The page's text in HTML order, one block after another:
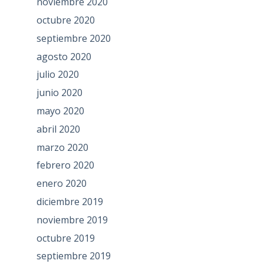
octubre 2020
septiembre 2020
agosto 2020
julio 2020
junio 2020
mayo 2020
abril 2020
marzo 2020
febrero 2020
enero 2020
diciembre 2019
noviembre 2019
octubre 2019
septiembre 2019